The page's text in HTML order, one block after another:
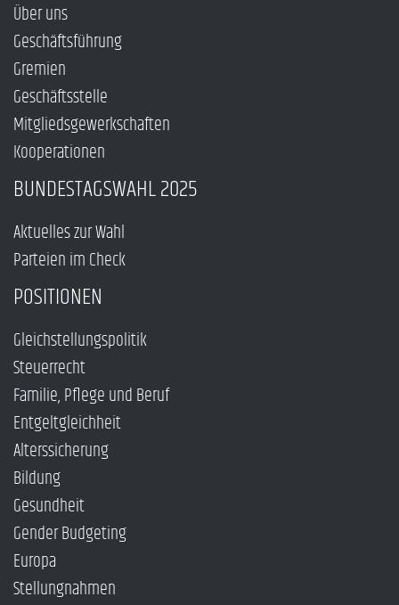
Über uns
Geschäftsführung
Gremien
Geschäftsstelle
Mitgliedsgewerkschaften
Kooperationen
BUNDESTAGSWAHL 2025
Aktuelles zur Wahl
Parteien im Check
POSITIONEN
Gleichstellungspolitik
Steuerrecht
Familie, Pflege und Beruf
Entgeltgleichheit
Alterssicherung
Bildung
Gesundheit
Gender Budgeting
Europa
Stellungnahmen